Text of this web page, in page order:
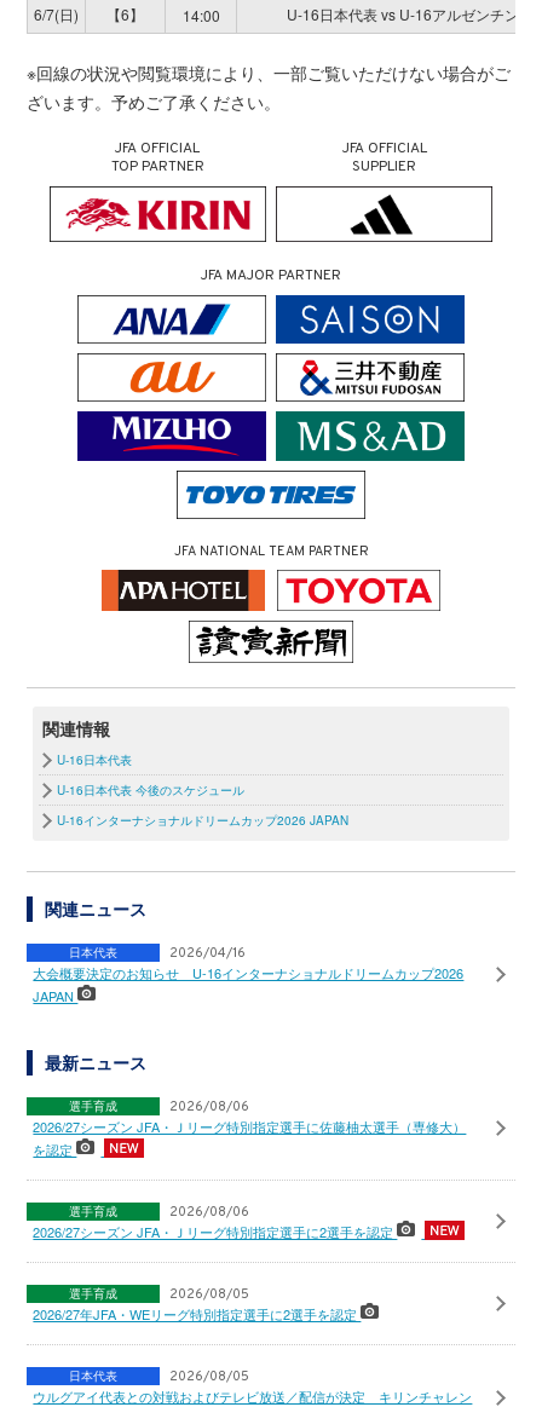
6/7(日)
【6】 14:00 U-16日本代表 vs U-16アルゼンチン代
※回線の状況や閲覧環境により、一部ご覧いただけない場合がご
ざいます。予めご了承ください。
JFA OFFICIAL
TOP PARTNER
JFA OFFICIAL
SUPPLIER
JFA MAJOR PARTNER
JFA NATIONAL TEAM PARTNER
関連情報
U-16日本代表
U-16日本代表 今後のスケジュール
U-16インターナショナルドリームカップ2026 JAPAN
関連ニュース
日本代表 2026/04/16
大会概要決定のお知らせ U-16インターナショナルドリームカップ2026
JAPAN
最新ニュース
選手育成 2026/08/06
2026/27シーズン JFA・Ｊリーグ特別指定選手に佐藤柚太選手（専修大）
を認定
選手育成 2026/08/06
2026/27シーズン JFA・Ｊリーグ特別指定選手に2選手を認定
選手育成 2026/08/05
2026/27年JFA・WEリーグ特別指定選手に2選手を認定
日本代表 2026/08/05
ウルグアイ代表との対戦およびテレビ放送／配信が決定 キリンチャレン